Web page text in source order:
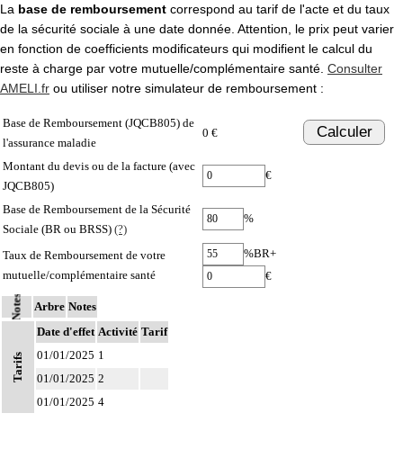
La base de remboursement correspond au tarif de l'acte et du taux
de la sécurité sociale à une date donnée. Attention, le prix peut varier
en fonction de coefficients modificateurs qui modifient le calcul du
reste à charge par votre mutuelle/complémentaire santé. Consulter
AMELI.fr ou utiliser notre simulateur de remboursement :
Base de Remboursement (JQCB805) de
l'assurance maladie
0 € Calculer
Montant du devis ou de la facture (avec
JQCB805)
€
Base de Remboursement de la Sécurité
Sociale (BR ou BRSS) (?)
%
Taux de Remboursement de votre
mutuelle/complémentaire santé
%BR+
€
Notes Arbre Notes
Tarifs
Date d'effet Activité Tarif
01/01/2025 1
01/01/2025 2
01/01/2025 4